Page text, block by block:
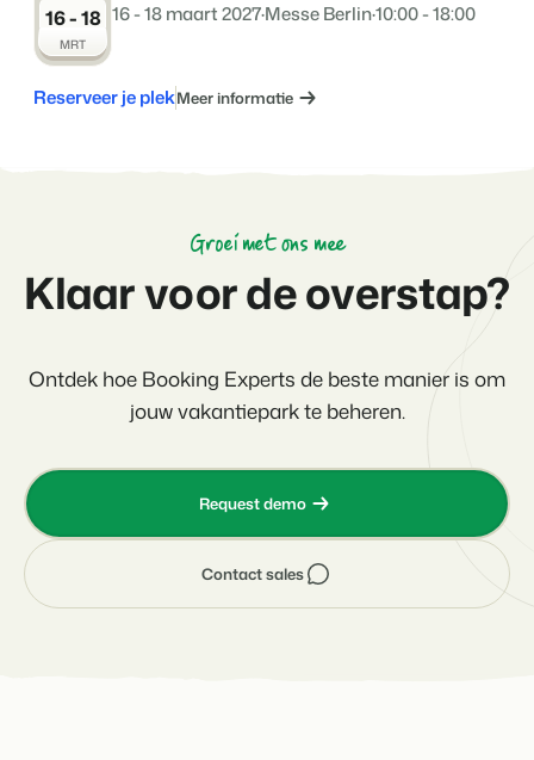
16 - 18
MRT
16 - 18 maart 2027·Messe Berlin·10:00 - 18:00
Reserveer je plekMeer informatie
Groei met ons mee
Klaar voor de overstap?
Ontdek hoe Booking Experts de beste manier is om
jouw vakantiepark te beheren.
Contact sales
Request demo